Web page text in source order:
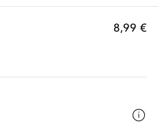
8,99 €